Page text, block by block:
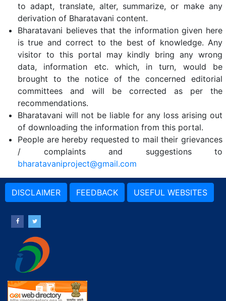
to adapt, translate, alter, summarize, or make any
derivation of Bharatavani content.
Bharatavani believes that the information given here
is true and correct to the best of knowledge. Any
visitor to this portal may kindly bring any wrong
data, information etc. which, in turn, would be
brought to the notice of the concerned editorial
committees and will be corrected as per the
recommendations.
Bharatavani will not be liable for any loss arising out
of downloading the information from this portal.
People are hereby requested to mail their grievances
/ complaints and suggestions to
bharatavaniproject@gmail.com
DISCLAIMER FEEDBACK USEFUL WEBSITES